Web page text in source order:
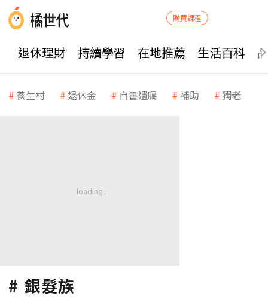
購買課程
退休理財 持續學習 在地推薦 生活百科
養生村 退休金 自書遺囑 補助 獨老
銀髮族